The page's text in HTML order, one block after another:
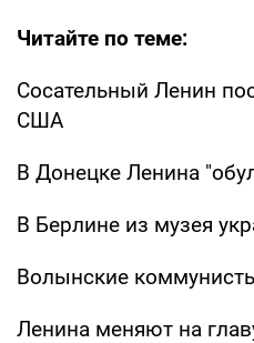
Читайте по теме:
Сосательный Ленин
США
В Донецке Ленина
В Берлине из музея
Волынские
Ленина меняют на